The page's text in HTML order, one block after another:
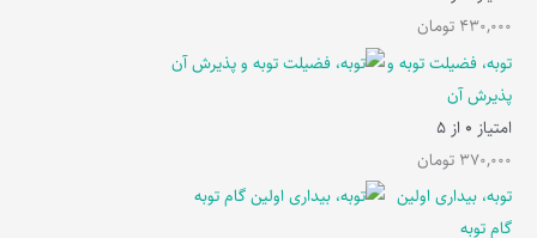
430,000 تومان
توبه، فضیلت توبه و
پذیرش آن
امتیاز 0 از 5
370,000 تومان
توبه، بیداری اولین
گام توبه